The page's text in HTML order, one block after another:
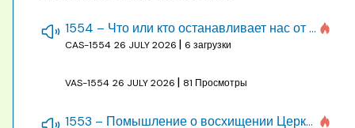
1554 – Что или кто останавливает нас от созидания строения Божия
CAS-1554 26 JULY 2026 | 6 загрузки
VAS-1554 26 JULY 2026 | 81 Просмотры
1553 – Помышление о восхищении Церкви на бракосочетании, во всякое время